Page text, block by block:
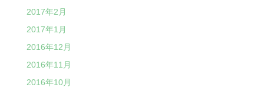
2017年2月
2017年1月
2016年12月
2016年11月
2016年10月